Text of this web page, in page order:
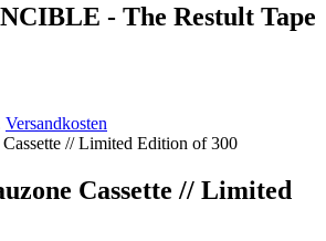
- The Restult Tape
Versandkosten
Cassette // Limited